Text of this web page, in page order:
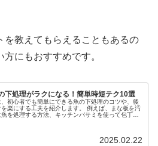
を教えてもらえることもあるの
にもおすすめです。
下処理がラクになる！簡単時短テク10選
、初心者でも簡単にできる魚の下処理のコツや、後
を楽にする工夫を紹介します。 例えば、まな板を汚
魚を処理する方法、キッチンバサミを使って包丁い
2025.02.22